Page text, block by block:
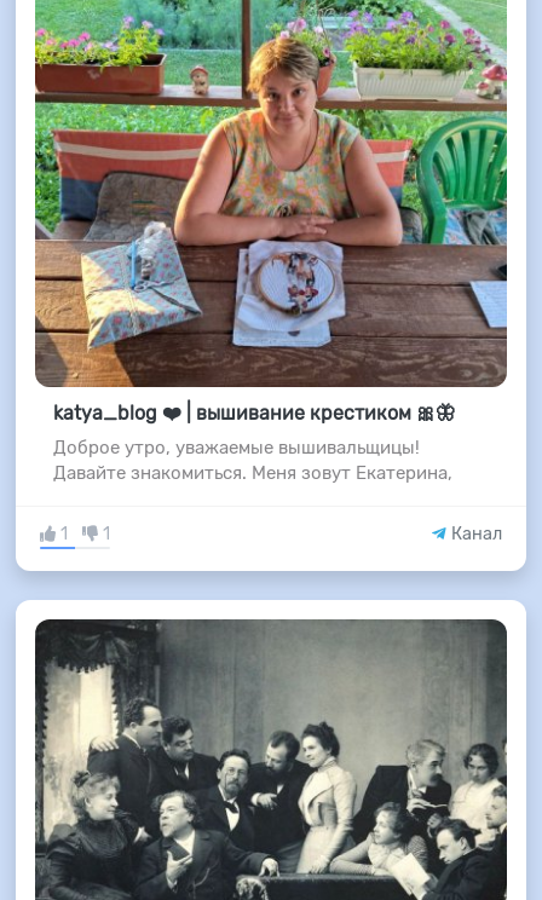
katya_blog ❤️ | вышивание крестиком 🎀🦋
Доброе утро, уважаемые вышивальщицы!
Давайте знакомиться. Меня зовут Екатерина,
1 1 Канал